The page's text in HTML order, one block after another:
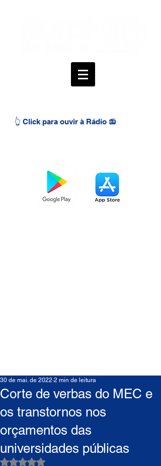
👆 Click para ouvir à Rádio 📻
Corte de verbas do MEC e
os transtornos nos
orçamentos das
universidades públicas
30 de mai. de 2022 2 min de leitura
Avaliado com NaN de 5 estrelas.